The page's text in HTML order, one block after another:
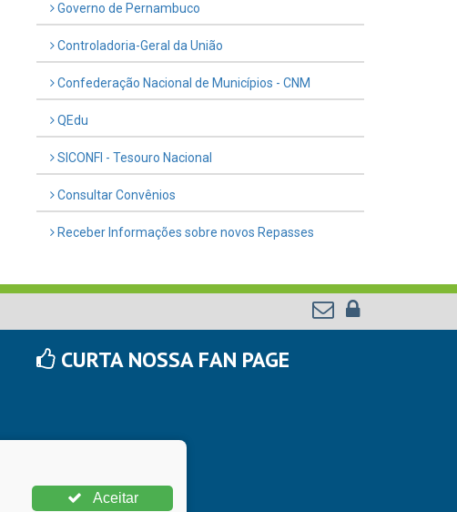
Governo de Pernambuco
Controladoria-Geral da União
Confederação Nacional de Municípios - CNM
QEdu
SICONFI - Tesouro Nacional
Consultar Convênios
Receber Informações sobre novos Repasses
CURTA NOSSA FAN PAGE
Aceitar